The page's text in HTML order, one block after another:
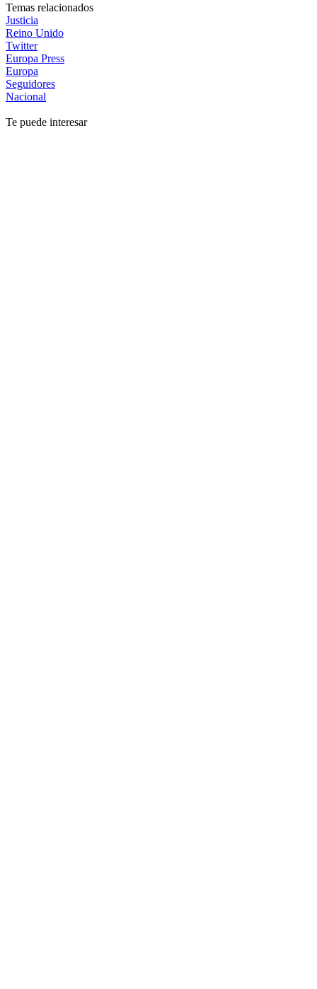
Temas relacionados
Justicia
Reino Unido
Twitter
Europa Press
Europa
Seguidores
Nacional
Te puede interesar